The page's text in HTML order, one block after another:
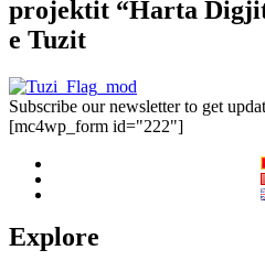
projektit “Harta
e Tuzit
Subscribe our newsletter to get
[mc4wp_form id="222"]
Explore